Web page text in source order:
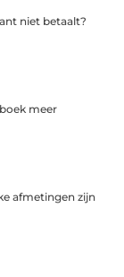
niet betaalt?
meer
afmetingen zijn